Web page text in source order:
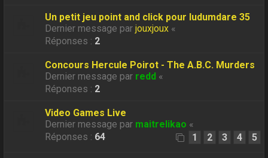
Un petit jeu point and click pour ludumdare 35
Dernier message parjouxjoux «
Réponses : 2
Concours Hercule Poirot - The A.B.C. Murders
Dernier message par redd «
Réponses : 2
Video Games Live
Dernier message par maitrelikao «
Réponses : 64 1 2 3 4 5